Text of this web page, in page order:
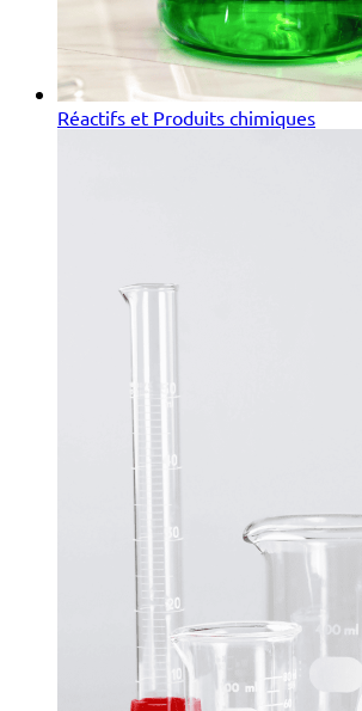
Réactifs et Produits chimiques